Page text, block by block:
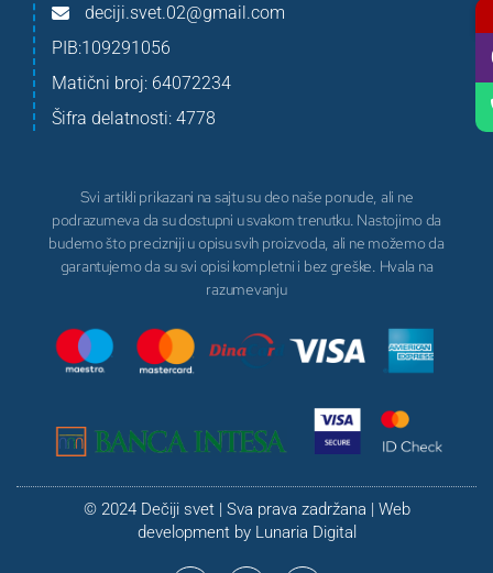
deciji.svet.02@gmail.com
PIB:109291056
Matični broj: 64072234
Šifra delatnosti: 4778
Svi artikli prikazani na sajtu su deo naše ponude, ali ne
podrazumeva da su dostupni u svakom trenutku. Nastojimo da
budemo što precizniji u opisu svih proizvoda, ali ne možemo da
garantujemo da su svi opisi kompletni i bez greške. Hvala na
razumevanju
© 2024 Dečiji svet | Sva prava zadržana | Web
development by Lunaria Digital